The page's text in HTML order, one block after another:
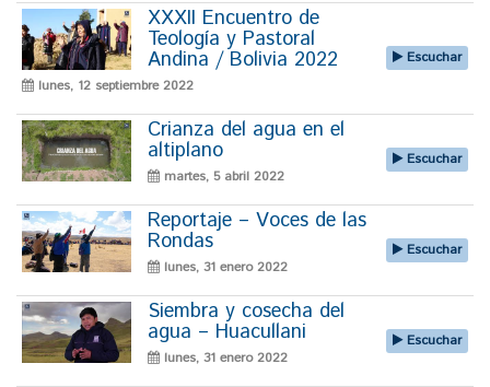
XXXII Encuentro de
Teología y Pastoral
Andina / Bolivia 2022
lunes, 12 septiembre 2022
Escuchar
Crianza del agua en el
altiplano
martes, 5 abril 2022
Escuchar
Reportaje – Voces de las
Rondas
lunes, 31 enero 2022
Escuchar
Siembra y cosecha del
agua – Huacullani
lunes, 31 enero 2022
Escuchar